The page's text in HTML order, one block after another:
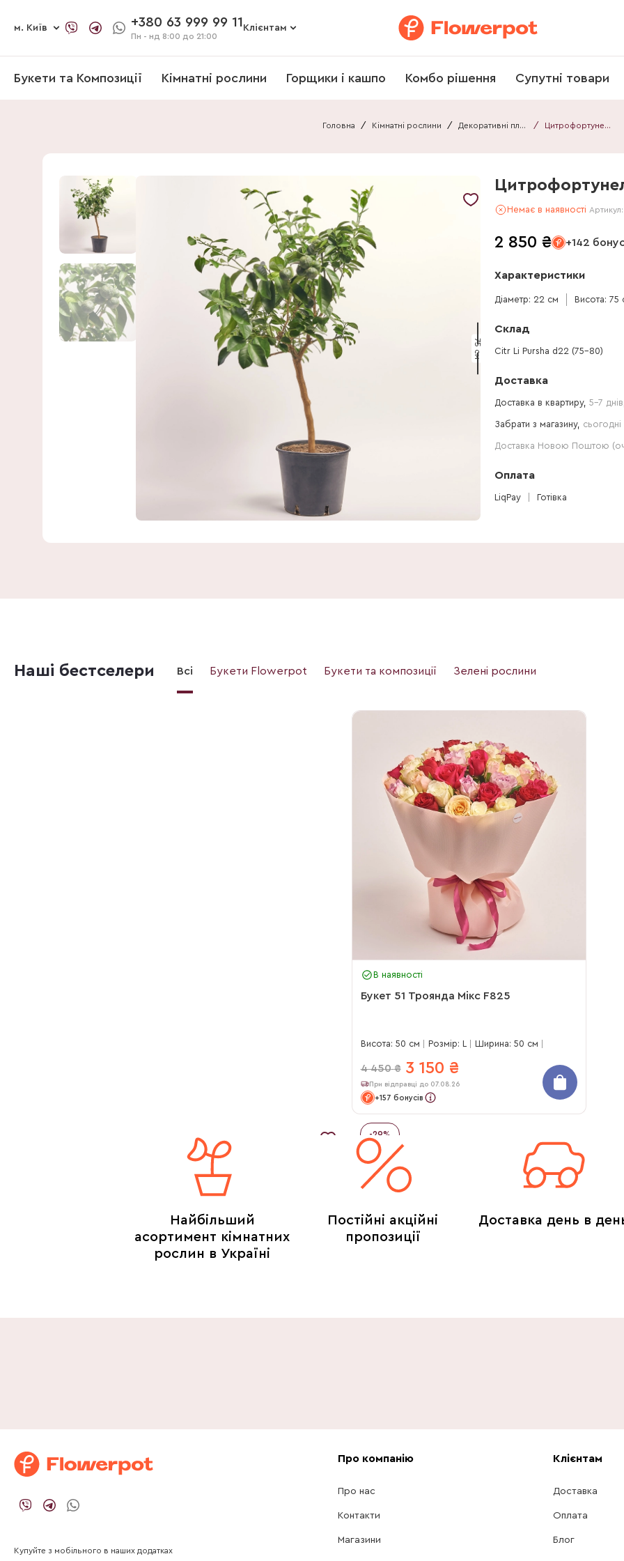
м. Київ +380 63 999 99 11
Пн - нд 8:00 до 21:00
Клієнтам
Букети та Композиції Кімнатні рослини Горщики і кашпо Комбо рішення Супутні товари
Головна / Кімнатні рослини / Декоративні плоди / Цитрофортунелла Лимон Пурша
75 см
Немає в наявності Артикул:
2 850 ₴ +142
Характеристики
Діаметр: 22 см Висота: 75
Склад
Citr Li Pursha d22 (75-80)
Доставка
Доставка в квартиру, 5-7 днів
Забрати з магазину,
Доставка Новою Поштою
Оплата
LiqPay Готівка
Наші бестселери Всі Букети Flowerpot Букети та композиції Зелені рослини
В наявності
Букет 51 Троянда Мікс F825
Висота: 50 см Розмір: L Ширина: 50 см
4 450 ₴ 3 150 ₴
При відправці до 07.08.26
+157 бонусів
-29%
Найбільший
асортимент кімнатних
рослин в Україні
Постійні акційні
пропозиції
Доставка день в
Купуйте з мобільного в наших додатках
Про компанію
Про нас
Контакти
Магазини
Клієнтам
Доставка
Оплата
Блог